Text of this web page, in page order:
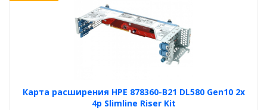
Карта расширения HPE 878360-B21 DL580 Gen10 2x
4p Slimline Riser Kit